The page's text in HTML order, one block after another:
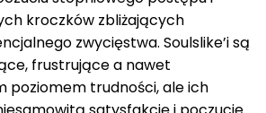
kroczków zbliżających
zwycięstwa. Soulslike’i są
frustrujące a nawet
poziomem trudności, ale ich